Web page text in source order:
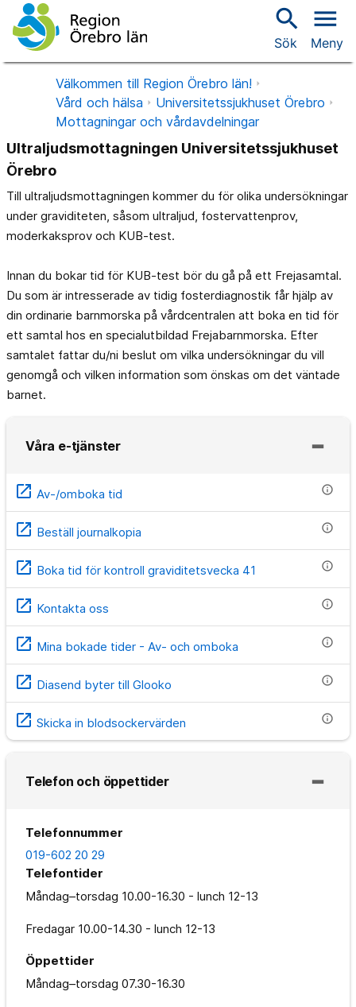
search
Sök
menu
Meny
Välkommen till Region Örebro län!
Vård och hälsa
Universitetssjukhuset Örebro
Mottagningar och vårdavdelningar
Ultraljudsmottagningen Universitetssjukhuset
Örebro
Till ultraljudsmottagningen kommer du för olika undersökningar
under graviditeten, såsom ultraljud, fostervattenprov,
moderkaksprov och KUB-test.
Innan du bokar tid för KUB-test bör du gå på ett Frejasamtal.
Du som är intresserade av tidig fosterdiagnostik får hjälp av
din ordinarie barnmorska på vårdcentralen att boka en tid för
ett samtal hos en specialutbildad Frejabarnmorska. Efter
samtalet fattar du/ni beslut om vilka undersökningar du vill
genomgå och vilken information som önskas om det väntade
barnet.
Våra e-tjänster
open_in_new Av-/omboka tid info
open_in_new Beställ journalkopia info
open_in_new Boka tid för kontroll graviditetsvecka 41 info
open_in_new Kontakta oss info
open_in_new Mina bokade tider - Av- och omboka info
open_in_new Diasend byter till Glooko info
open_in_new Skicka in blodsockervärden info
Telefon och öppettider
Telefonnummer
019-602 20 29
Telefontider
Måndag–torsdag 10.00-16.30 - lunch 12-13
Fredagar 10.00-14.30 - lunch 12-13
Öppettider
Måndag–torsdag 07.30-16.30